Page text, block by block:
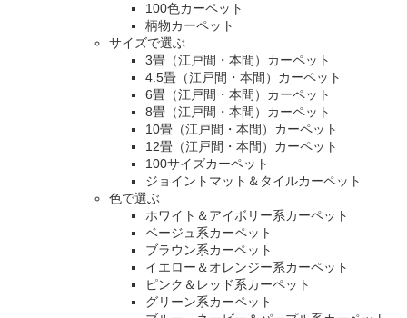
100色カーペット
柄物カーペット
サイズで選ぶ
3畳（江戸間・本間）カーペット
4.5畳（江戸間・本間）カーペット
6畳（江戸間・本間）カーペット
8畳（江戸間・本間）カーペット
10畳（江戸間・本間）カーペット
12畳（江戸間・本間）カーペット
100サイズカーペット
ジョイントマット＆タイルカーペット
色で選ぶ
ホワイト＆アイボリー系カーペット
ベージュ系カーペット
ブラウン系カーペット
イエロー＆オレンジー系カーペット
ピンク＆レッド系カーペット
グリーン系カーペット